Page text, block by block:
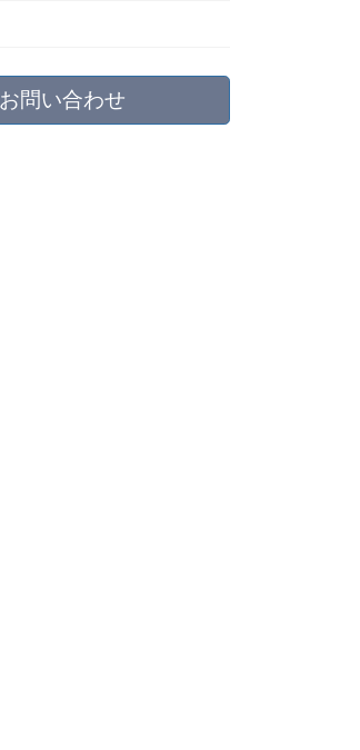
お問い合わせ